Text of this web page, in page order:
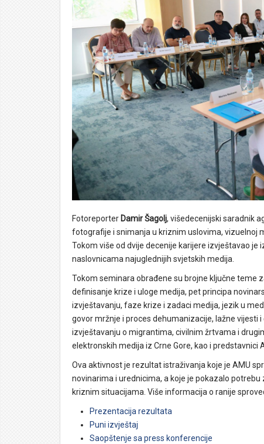
Fotoreporter Damir Šagolj, višedecenijski saradnik
fotografije i snimanja u kriznim uslovima, vizuelnoj
Tokom više od dvije decenije karijere izvještavao
naslovnicama najuglednijih svjetskih medija.
Tokom seminara obrađene su brojne ključne teme
definisanje krize i uloge medija, pet principa
izvještavanju, faze krize i zadaci medija, jezik u
govor mržnje i proces dehumanizacije, lažne vijesti
izvještavanju o migrantima, civilnim žrtvama i
elektronskih medija iz Crne Gore, kao i
Ova aktivnost je rezultat istraživanja koje je AMU
novinarima i urednicima, a koje je pokazalo
kriznim situacijama. Više informacija o ranije
Prezentacija rezultata
Puni izvještaj
Saopštenje sa press konferencije